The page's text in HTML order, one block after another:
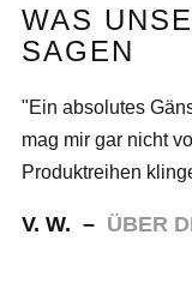
WAS
SAGEN
"Ein absolutes
mag mir gar nicht
Produktreihen
V. W. – ÜBER